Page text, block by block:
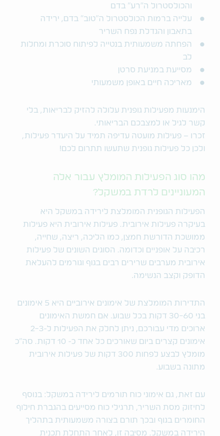
והכולסטרול ה"רע" בדם
עלייה ברמות הכולסטרול ה"טוב" בדם, ירידה
בתאבון והגדלת נפח השריר
הפחתה משמעותית בנטייה לפיתוח סוכרת ומחלות
לב
מסייעת במניעת סרטן
מאריכה חיים באופן משמעותי
הימנעות מפעילות גופנית עלולה להזיק לבריאות, בלי
קשר לגיל או למצבכם הבריאותי.
זכרו – פעילות מועטה עדיפה תמיד על היעדר פעילות,
ולכן כל פעילות גופנית שתעשו תתרום לכם!
מהו סוג הפעילות המומלץ עבור אלה
המעוניינים לרדת במשקל?
הפעילות הגופנית המומלצת לירידה במשקל היא
בעיקרה פעילות אירובית. פעילות אירובית היא פעילות
ממושכת הדורשת חמצן, כמו הליכה, ריצה, שחייה,
רכיבה על אופניים וכדומה. הסוגים השונים של פעילות
אירובית מערבים שרירים רבים בגוף וגורמים להעלאת
הדופק וקצב הנשימה.
התדירות המומלצת של אימונים אירוביים היא 5 אימונים
בני 30-60 דקות בכל שבוע. אם חמשת האימונים
ארוכים מדי עבורכם, ניתן לחלק את הפעילות ל-2-3
אימונים קצרים ביום שאורכים כל אחד כ- 10 דקות. סה"כ
מומלץ לבצע לפחות 300 דקות של פעילות אירובית
מתונה בשבוע.
עם זאת, גם אימוני כוח תורמים לירידה במשקל: בנוסף
לחיזוק מסת השריר, תרגילי כוח מסייעים בהגברת חילוף
החומרים בגוף ובכך תורם בצורה משמעותית בתהליך
הירידה במשקל. מסיבה זו, לאחר התחלת תכנית